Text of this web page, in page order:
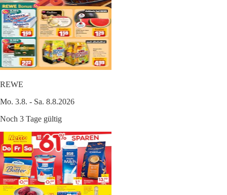
REWE
Mo. 3.8. - Sa. 8.8.2026
Noch 3 Tage gültig